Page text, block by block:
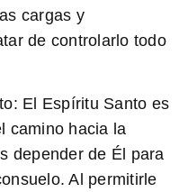
cargas y
de controlarlo todo
El Espíritu Santo es
camino hacia la
depender de Él para
Al permitirle